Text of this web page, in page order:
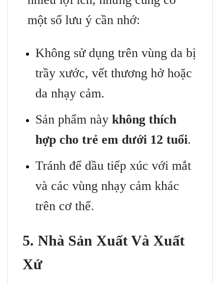
một số lưu ý cần nhớ:
Không sử dụng trên vùng da bị
trầy xước, vết thương hở hoặc
da nhạy cảm.
Sản phẩm này không thích
hợp cho trẻ em dưới 12 tuổi.
Tránh để dầu tiếp xúc với mắt
và các vùng nhạy cảm khác
trên cơ thể.
5. Nhà Sản Xuất Và Xuất
Xứ